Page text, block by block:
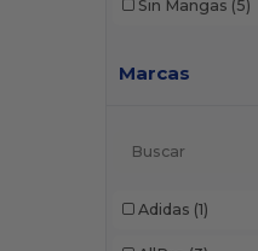
Sin Mangas (5)
Marcas
Adidas (1)